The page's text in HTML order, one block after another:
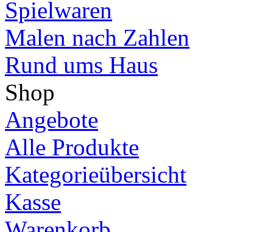
Spielwaren
Malen nach Zahlen
Rund ums Haus
Shop
Angebote
Alle Produkte
Kategorieübersicht
Kasse